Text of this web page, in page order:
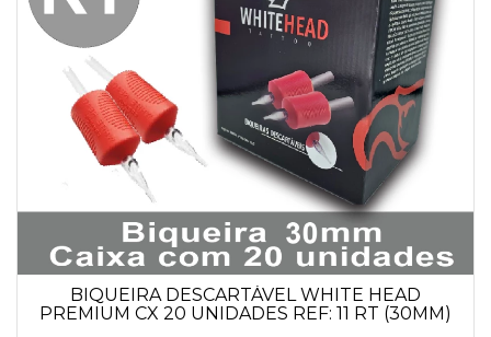
BIQUEIRA DESCARTÁVEL WHITE HEAD
PREMIUM CX 20 UNIDADES REF: 11 RT (30MM)